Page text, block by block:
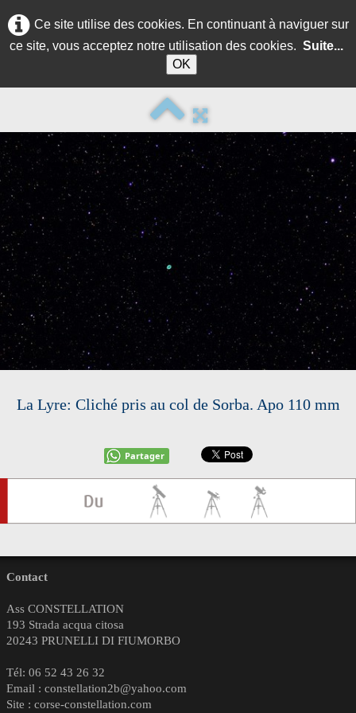
Ce site utilise des cookies. En continuant à naviguer sur
ce site, vous acceptez notre utilisation des cookies. Suite...
OK
La Lyre: Cliché pris au col de Sorba. Apo 110 mm
Partager
Contact
Ass CONSTELLATION
193 Strada acqua citosa
20243 PRUNELLI DI FIUMORBO
Tél: 06 52 43 26 32
Email : constellation2b@yahoo.com
Site : corse-constellation.com